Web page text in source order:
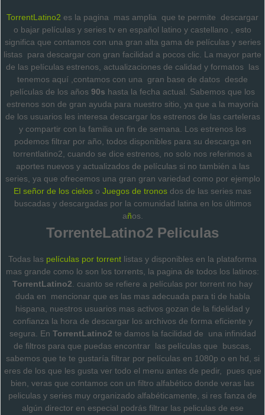
TorrentLatino2 es la pagina mas amplia que te permite descargar
o bajar películas y series tv en español latino y castellano , esto
significa que contamos con una gran alta gama de películas y series
listas para descargar con gran facilidad a pocos clic. La mayor parte
de las películas estrenos, actualizaciones de calidad y formatos las
tenemos aquí ,contamos con una gran base de datos desde
películas de los años 90s hasta la fecha actual. Sabemos que los
estrenos son de gran ayuda para nuestro sitio, ya que a la mayoría
de los usuarios les interesa descargar los estrenos de las carteleras
y compartir con la familia un fin de semana. Los estrenos los
podemos filtrar por año, todos disponibles para su descarga en
torrentlatino2, cuando se dice estrenos, no solo nos referimos a
aportes nuevos y actualizados de películas si no también a las
series, ya que ofrecemos una gran gran variedad como por ejemplo
El señor de los cielos o Juegos de tronos dos de las series mas
buscadas y descargadas por la comunidad latina en los últimos
años.
TorrenteLatino2 Peliculas
Todas las películas por torrent listas y disponibles en la plataforma
mas grande como lo son los torrents, la pagina de todos los latinos:
TorrentLatino2. cuanto se refiere a películas por torrent no hay
duda en mencionar que es las mas adecuada para ti de habla
hispana, nuestros usuarios mas activos gozan de la fidelidad y
confianza la hora de descargar los archivos de forma eficiente y
segura. En TorrentLatino2 te damos la facilidad de una infinidad
de filtros para que puedas encontrar las películas que buscas,
sabemos que te te gustaría filtrar por películas en 1080p o en hd, si
eres de los que les gusta ver todo el menu antes de pedir, pues que
bien, veras que contamos con un filtro alfabético donde veras las
peliculas y series muy organizado alfabéticamente, si res fanza de
algún director en especial podrás filtrar las peliculas de ese